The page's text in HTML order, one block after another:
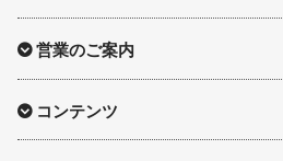
営業のご案内
コンテンツ